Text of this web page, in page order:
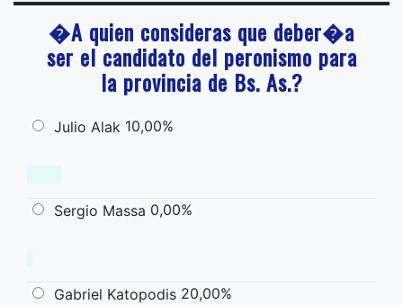
�A quien consideras que deber�a
ser el candidato del peronismo para
la provincia de Bs. As.?
Julio Alak 10,00%
Sergio Massa 0,00%
Gabriel Katopodis 20,00%